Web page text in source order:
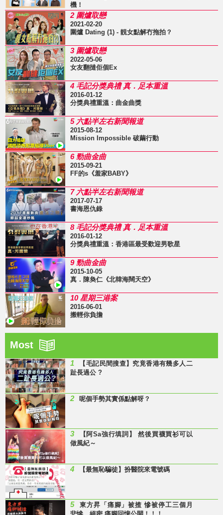
機！
2 圍爐取戀
2021-02-20
圍爐 Dating (1) - 靚女點解冇拖拍？
3 圍爐取戀
2022-05-06
女友翻撻佢個Ex
4 毛記分獎典禮 真．足本重溫
2016-01-12
分獎典禮重溫：曲金曲獎
5 六點半左右新聞報道
2015-08-12
Mission Impossible 破繭行動
6 勁曲金曲
2015-09-21
FF的s《羞家BABY》
7 六點半左右新聞報道
2017-07-17
書海恩仇錄
8 毛記分獎典禮 真．足本重溫
2016-01-12
分獎典禮重溫：香港區最受歡迎男歌星
9 勁曲金曲
2015-10-05
真．陳奐仁《北韓海闊天空》
10 星期三港案
2016-06-01
搬輕你負擔
Most
1
【毛記民間搜查】究竟香港有幾多人二
趾長過公 ?
2 呢個手勢其實係點解呀？
3
【阿Sa強行填詞】 然後買襪買衫可以
做風紀～
4 【最無恥騙徒】扮醫院來電號碼
5
東方昇「痛腳」被揸 慘被停工三個月